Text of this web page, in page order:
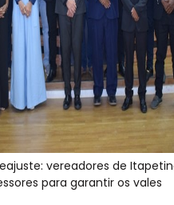
vereadores de
para garantir os vales